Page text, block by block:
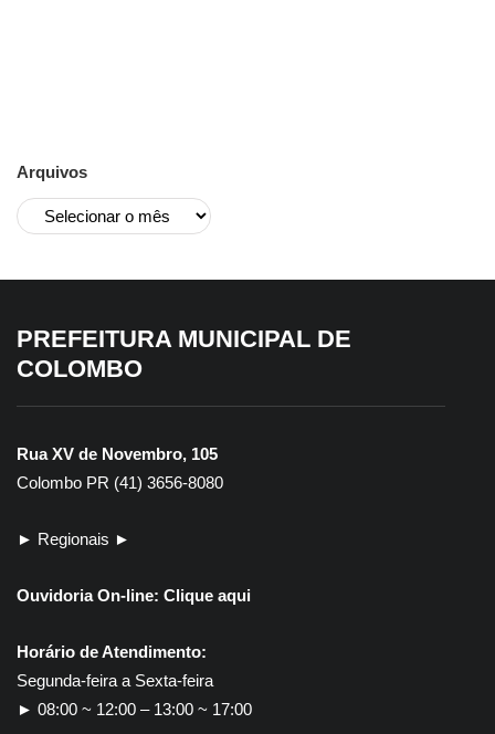
Arquivos
PREFEITURA MUNICIPAL DE
COLOMBO
Rua XV de Novembro, 105
Colombo PR (41) 3656-8080
► Regionais ►
Ouvidoria On-line: Clique aqui
Horário de Atendimento:
Segunda-feira a Sexta-feira
► 08:00 ~ 12:00 – 13:00 ~ 17:00